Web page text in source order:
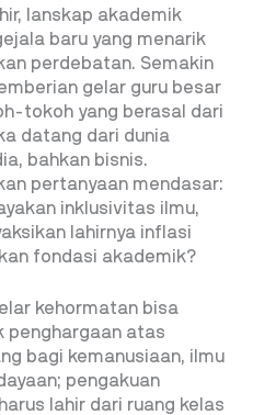
lanskap akademik
baru yang menarik
perdebatan. Semakin
gelar guru besar
tokoh yang berasal dari
datang dari dunia
bahkan bisnis.
pertanyaan mendasar:
inklusivitas ilmu,
lahirnya inflasi
fondasi akademik?
kehormatan bisa
penghargaan atas
bagi kemanusiaan, ilmu
pengakuan
lahir dari ruang kelas